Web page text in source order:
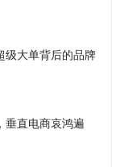
级大单背后的品牌
垂直电商哀鸿遍